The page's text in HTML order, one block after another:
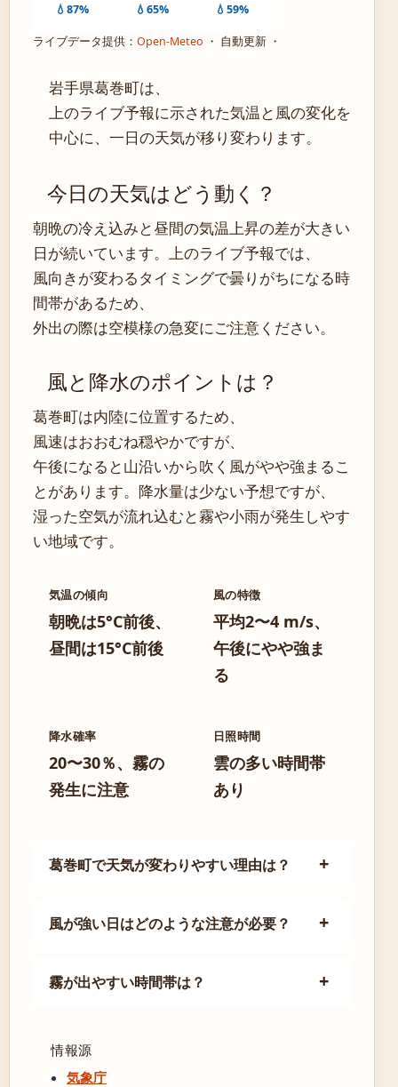
💧87% 💧65% 💧59%
ライブデータ提供： Open-Meteo ・ 自動更新 ・
岩手県葛巻町は、
上のライブ予報に示された気温と風の変化を
中心に、一日の天気が移り変わります。
今日の天気はどう動く？
朝晩の冷え込みと昼間の気温上昇の差が大きい
日が続いています。上のライブ予報では、
風向きが変わるタイミングで曇りがちになる時
間帯があるため、
外出の際は空模様の急変にご注意ください。
風と降水のポイントは？
葛巻町は内陸に位置するため、
風速はおおむね穏やかですが、
午後になると山沿いから吹く風がやや強まるこ
とがあります。降水量は少ない予想ですが、
湿った空気が流れ込むと霧や小雨が発生しやす
い地域です。
気温の傾向
朝晩は5°C前後、
昼間は15°C前後
風の特徴
平均2〜4 m/s、
午後にやや強ま
る
降水確率
20〜30％、霧の
発生に注意
日照時間
雲の多い時間帯
あり
葛巻町で天気が変わりやすい理由は？
風が強い日はどのような注意が必要？
霧が出やすい時間帯は？
情報源
気象庁